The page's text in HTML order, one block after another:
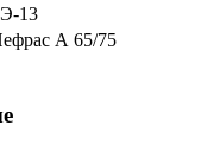
13
А 65/75